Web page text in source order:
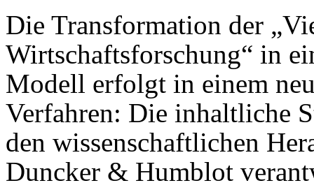
Die Transformation der
Wirtschaftsforschung“ in
Modell erfolgt in einem
Verfahren: Die inhaltliche
den wissenschaftlichen
Duncker & Humblot